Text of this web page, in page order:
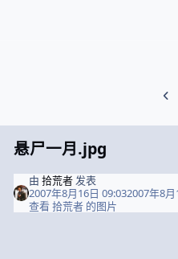
悬尸一月.jpg
由拾荒者 发表
2007年8月16日 09:032007年8月
查看 拾荒者 的图片